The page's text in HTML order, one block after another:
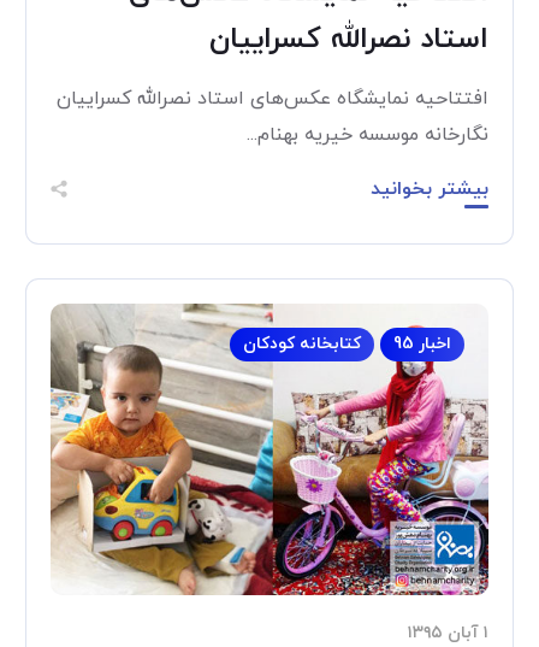
استاد نصرالله کسراییان
افتتاحیه نمایشگاه عکس‌های استاد نصرالله کسراییان
نگارخانه موسسه خیریه بهنام...
بیشتر بخوانید
اخبار 95 کتابخانه کودکان
۱ آبان ۱۳۹۵